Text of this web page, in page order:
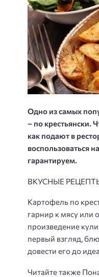
Одно из самых
– по крестьянски.
как подают в
воспользоваться
гарантируем.
ВКУСНЫЕ
Картофель по
гарнир к мясу или
произведение
первый взгляд,
довести его до
Читайте также